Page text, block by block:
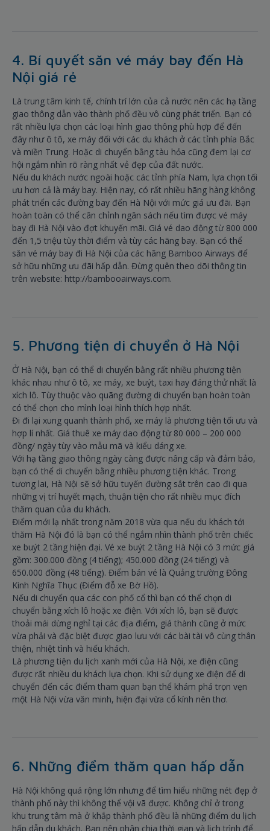
4. Bí quyết săn vé máy bay đến Hà
Nội giá rẻ
Là trung tâm kinh tế, chính trí lớn của cả nước nên các hạ tầng
giao thông dẫn vào thành phố đều vô cùng phát triển. Bạn có
rất nhiều lựa chọn các loại hình giao thông phù hợp để đến
đây như ô tô, xe máy đối với các du khách ở các tỉnh phía Bắc
và miền Trung. Hoặc di chuyển bằng tàu hỏa cũng đem lại cơ
hội ngắm nhìn rõ ràng nhất vẻ đẹp của đất nước.
Nếu du khách nước ngoài hoặc các tỉnh phía Nam, lựa chọn tối
ưu hơn cả là máy bay. Hiện nay, có rất nhiều hãng hàng không
phát triển các đường bay đến Hà Nội với mức giá ưu đãi. Bạn
hoàn toàn có thể cân chỉnh ngân sách nếu tìm được vé máy
bay đi Hà Nội vào đợt khuyến mãi. Giá vé dao động từ 800 000
đến 1,5 triệu tùy thời điểm và tùy các hãng bay. Bạn có thể
săn vé máy bay đi Hà Nội của các hãng Bamboo Airways để
sở hữu những ưu đãi hấp dẫn. Đừng quên theo dõi thông tin
trên website: http://bambooairways.com.
5. Phương tiện di chuyển ở Hà Nội
Ở Hà Nội, bạn có thể di chuyển bằng rất nhiều phương tiện
khác nhau như ô tô, xe máy, xe buýt, taxi hay đáng thử nhất là
xích lô. Tùy thuộc vào quãng đường di chuyển bạn hoàn toàn
có thể chọn cho mình loại hình thích hợp nhất.
Đi đi lại xung quanh thành phố, xe máy là phương tiện tối ưu và
hợp lí nhất. Giá thuê xe máy dao động từ 80 000 – 200 000
đồng/ ngày tùy vào mẫu mã và kiểu dáng xe.
Với hạ tầng giao thông ngày càng được nâng cấp và đảm bảo,
bạn có thể di chuyển bằng nhiều phương tiện khác. Trong
tương lai, Hà Nội sẽ sở hữu tuyến đường sắt trên cao đi qua
những vị trí huyết mạch, thuận tiện cho rất nhiều mục đích
thăm quan của du khách.
Điểm mới lạ nhất trong năm 2018 vừa qua nếu du khách tới
thăm Hà Nội đó là bạn có thể ngắm nhìn thành phố trên chiếc
xe buýt 2 tầng hiện đại. Vé xe buýt 2 tầng Hà Nội có 3 mức giá
gồm: 300.000 đồng (4 tiếng); 450.000 đồng (24 tiếng) và
650.000 đồng (48 tiếng). Điểm bán vé là Quảng trường Đông
Kinh Nghĩa Thục (Điểm đỗ xe Bờ Hồ).
Nếu di chuyển qua các con phố cổ thì bạn có thể chọn di
chuyển bằng xích lô hoặc xe điện. Với xích lô, bạn sẽ được
thoải mái dừng nghỉ tại các địa điểm, giá thành cũng ở mức
vừa phải và đặc biệt được giao lưu với các bài tài vô cùng thân
thiện, nhiệt tình và hiếu khách.
Là phương tiện du lịch xanh mới của Hà Nội, xe điện cũng
được rất nhiều du khách lựa chọn. Khi sử dụng xe điện để di
chuyển đến các điểm tham quan bạn thể khám phá trọn vẹn
một Hà Nội vừa văn minh, hiện đại vừa cổ kính nên thơ.
6. Những điểm thăm quan hấp dẫn
Hà Nội không quá rộng lớn nhưng để tìm hiểu những nét đẹp ở
thành phố này thì không thể vội vã được. Không chỉ ở trong
khu trung tâm mà ở khắp thành phố đều là những điểm du lịch
hấp dẫn du khách. Bạn nên phân chia thời gian và lịch trình để